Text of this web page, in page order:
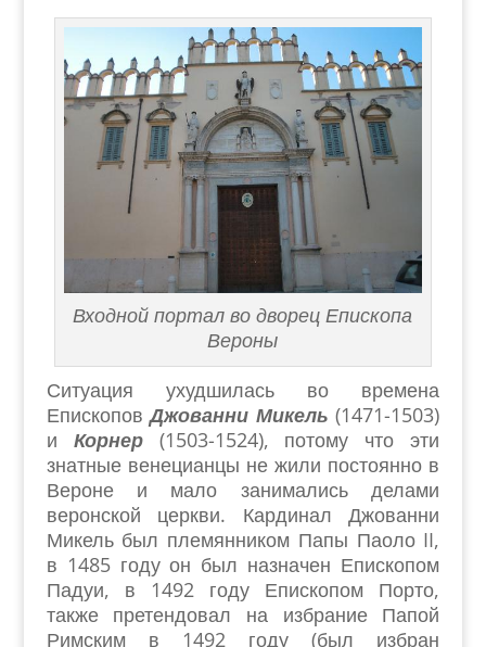
Входной портал во дворец Епископа
Вероны
Ситуация ухудшилась во времена
ЕпископовДжованни Микель (1471-1503)
и Корнер(1503-1524), потому что эти
знатные венецианцы не жили постоянно в
Вероне и мало занимались делами
веронской церкви. Кардинал Джованни
Микель был племянником Папы Паоло II,
в 1485 году он был назначен Епископом
Падуи, в 1492 году Епископом Порто,
также претендовал на избрание Папой
Римским в 1492 году (был избран